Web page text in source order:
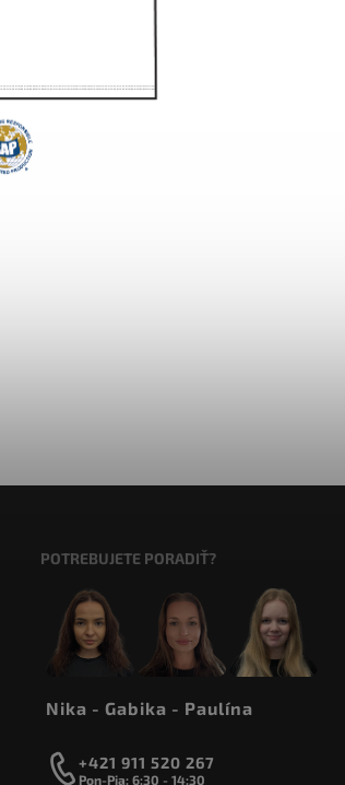
POTREBUJETE PORADIŤ?
Nika - Gabika - Paulína
+421 911 520 267
Pon-Pia: 6:30 - 14:30